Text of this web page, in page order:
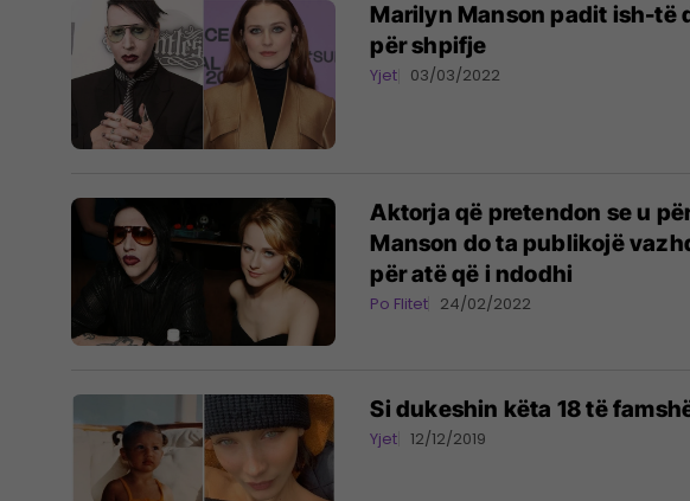
Marilyn Manson padit ish-të
për shpifje
Yjet 03/03/2022
Aktorja që pretendon se u
Manson do ta publikojë
për atë që i ndodhi
Po Flitet 24/02/2022
Si dukeshin këta 18 të
Yjet 12/12/2019